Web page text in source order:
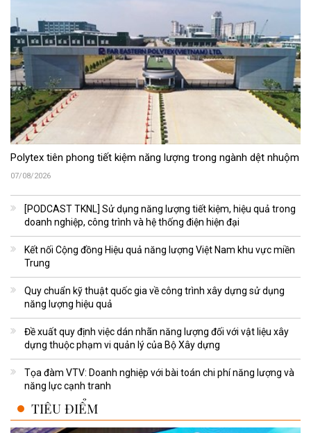
Polytex tiên phong tiết kiệm năng lượng trong ngành dệt nhuộm
07/08/2026
[PODCAST TKNL] Sử dụng năng lượng tiết kiệm, hiệu quả trong
doanh nghiệp, công trình và hệ thống điện hiện đại
Kết nối Cộng đồng Hiệu quả năng lượng Việt Nam khu vực miền
Trung
Quy chuẩn kỹ thuật quốc gia về công trình xây dựng sử dụng
năng lượng hiệu quả
Đề xuất quy định việc dán nhãn năng lượng đối với vật liệu xây
dựng thuộc phạm vi quản lý của Bộ Xây dựng
Tọa đàm VTV: Doanh nghiệp với bài toán chi phí năng lượng và
năng lực cạnh tranh
TIÊU ĐIỂM